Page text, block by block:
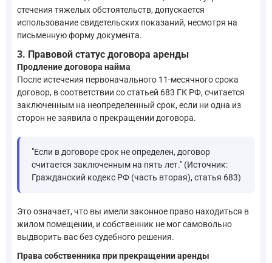
стечения тяжелых обстоятельств, допускается
использование свидетельских показаний, несмотря на
письменную форму документа.
3. Правовой статус договора аренды
Продление договора найма
После истечения первоначального 11-месячного срока
договор, в соответствии со статьей 683 ГК РФ, считается
заключенным на неопределенный срок, если ни одна из
сторон не заявила о прекращении договора.
"Если в договоре срок не определен, договор
считается заключенным на пять лет." (Источник:
Гражданский кодекс РФ (часть вторая), статья 683)
Это означает, что вы имели законное право находиться в
жилом помещении, и собственник не мог самовольно
выдворить вас без судебного решения.
Права собственника при прекращении аренды